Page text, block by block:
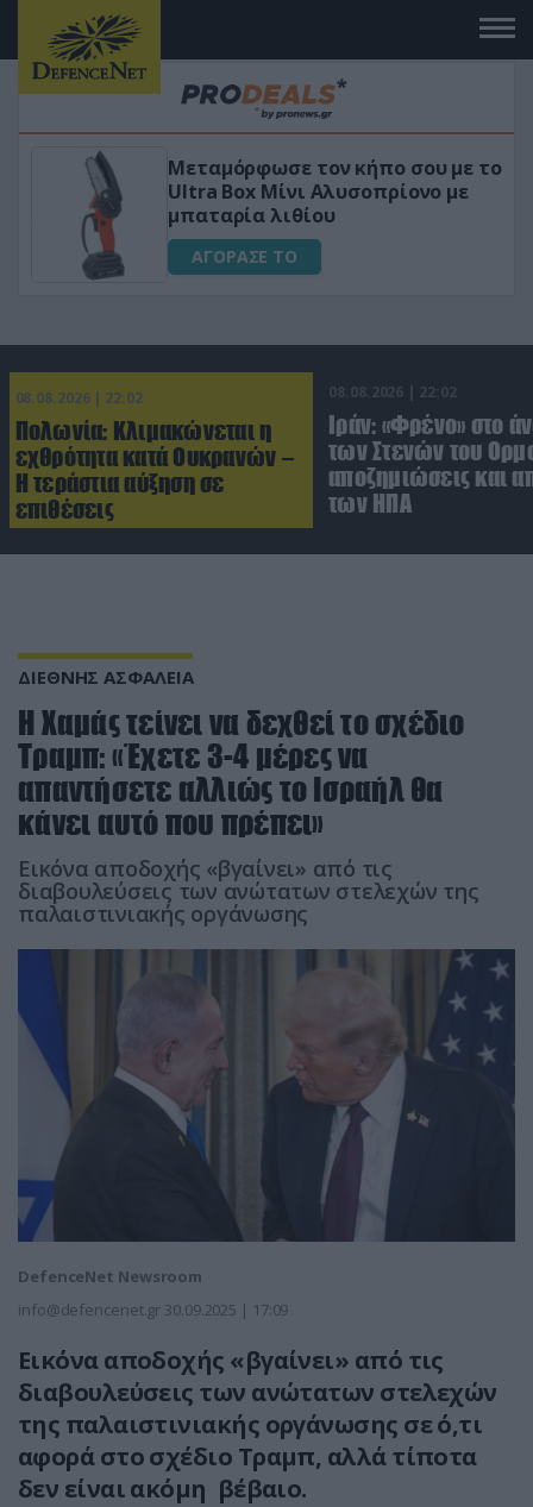
Μεταμόρφωσε τον κήπο σου με το
Ultra Box Μίνι Αλυσοπρίονο με
μπαταρία λιθίου
ΑΓΟΡΑΣΕ ΤΟ
08.08.2026 | 22:02
Πολωνία: Κλιμακώνεται η
εχθρότητα κατά Ουκρανών –
Η τεράστια αύξηση σε
επιθέσεις
08.08.2026 | 22:02
Ιράν: «Φρένο» στο
των Στενών του
αποζημιώσεις και
των ΗΠΑ
ΔΙΕΘΝΗΣ ΑΣΦΑΛΕΙΑ
Η Χαμάς τείνει να δεχθεί το σχέδιο
Τραμπ: «Έχετε 3-4 μέρες να
απαντήσετε αλλιώς το Ισραήλ θα
κάνει αυτό που πρέπει»
Εικόνα αποδοχής «βγαίνει» από τις
διαβουλεύσεις των ανώτατων στελεχών της
παλαιστινιακής οργάνωσης
DefenceNet Newsroom
info@defencenet.gr 30.09.2025 | 17:09
Εικόνα αποδοχής «βγαίνει» από τις
διαβουλεύσεις των ανώτατων στελεχών
της παλαιστινιακής οργάνωσης σε ό,τι
αφορά στο σχέδιο Τραμπ, αλλά τίποτα
δεν είναι ακόμη βέβαιο.